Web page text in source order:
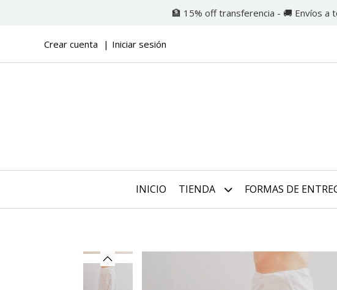
🏦 15% off transferencia - 🚚 Envíos
Crear cuenta Iniciar sesión
INICIO TIENDA FORMAS DE